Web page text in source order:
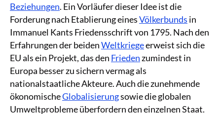
Beziehungen. Ein Vorläufer dieser Idee ist die
Forderung nach Etablierung einesVölkerbunds in
Immanuel Kants Friedensschrift von 1795. Nach den
Erfahrungen der beidenWeltkriegeerweist sich die
EU als ein Projekt, das den Friedenzumindest in
Europa besser zu sichern vermag als
nationalstaatliche Akteure. Auch die zunehmende
ökonomischeGlobalisierungsowie die globalen
Umweltprobleme überfordern den einzelnen Staat.